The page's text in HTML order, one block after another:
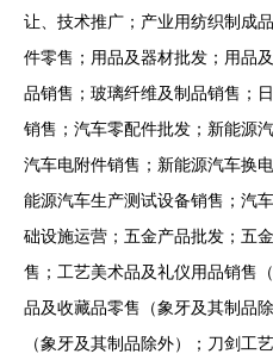
让、技术推广；产业用纺织制成
件零售；用品及器材批发；用品
品销售；玻璃纤维及制品销售；
销售；汽车零配件批发；新能源
汽车电附件销售；新能源汽车换
能源汽车生产测试设备销售；汽
础设施运营；五金产品批发；五
售；工艺美术品及礼仪用品销售
品及收藏品零售（象牙及其制品
（象牙及其制品除外）；刀剑工